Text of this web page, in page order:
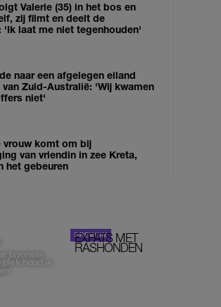
Valerie (35) in het bos en
zij filmt en deelt de
'Ik laat me niet tegenhouden'
naar een afgelegen eiland
Zuid-Australië: 'Wij kwamen
niet'
vrouw komt om bij
van vriendin in zee Kreta,
het gebeuren
favoriete
houd ik
EXPATS MET
RASHONDEN